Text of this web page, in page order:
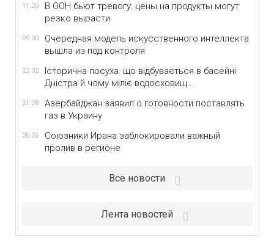
11:20
В ООН бьют тревогу: цены на продукты могут
резко вырасти
09:30
Очередная модель искусственного интеллекта
вышла из-под контроля
23:32
Історична посуха: що відбувається в басейні
Дністра й чому міліє водосховищ...
21:28
Азербайджан заявил о готовности поставлять
газ в Украину
20:25
Союзники Ирана заблокировали важный
пролив в регионе
Все новости
Лента новостей